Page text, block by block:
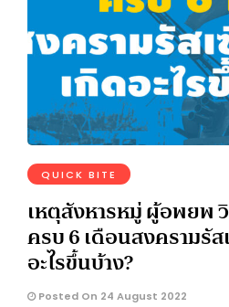
QUICK BITE
เหตุสังหารหมู่ ผู้อพยพ
ครบ 6 เดือนสงครามรั
อะไรขึ้นบ้าง?
Posted On 24 August 2022